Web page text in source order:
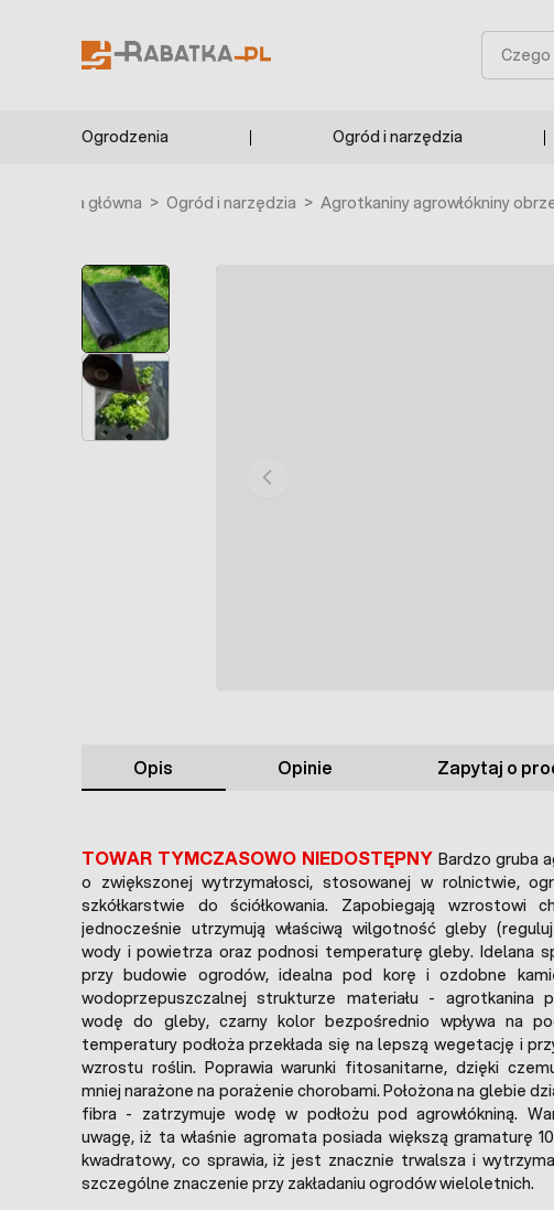
Szukaj
Ogrodzenia Ogród i narzędzia
Strona główna > Ogród i narzędzia > Agrotkaniny agrowłókniny
Opis Opinie Zapytaj o
TOWAR TYMCZASOWO NIEDOSTĘPNYBardzo gruba
o zwiększonej wytrzymałosci, stosowanej w rolnictwie,
szkółkarstwie do ściółkowania. Zapobiegają wzrostowi
jednocześnie utrzymują właściwą wilgotność gleby
wody i powietrza oraz podnosi temperaturę gleby. Idelana
przy budowie ogrodów, idealna pod korę i ozdobne
wodoprzepuszczalnej strukturze materiału - agrotkanina
wodę do gleby, czarny kolor bezpośrednio wpływa na
temperatury podłoża przekłada się na lepszą wegetację i
wzrostu roślin. Poprawia warunki fitosanitarne, dzięki
mniej narażone na porażenie chorobami. Położona na glebie
fibra - zatrzymuje wodę w podłożu pod agrowłókniną.
uwagę, iż ta właśnie agromata posiada większą gramaturę
kwadratowy, co sprawia, iż jest znacznie trwalsza i
szczególne znaczenie przy zakładaniu ogrodów wieloletnich.